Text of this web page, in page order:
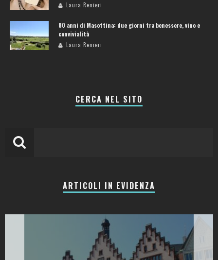
Laura Renieri
80 anni di Masottina: due giorni tra benessere, vino e
convivialità
Laura Renieri
CERCA NEL SITO
ARTICOLI IN EVIDENZA